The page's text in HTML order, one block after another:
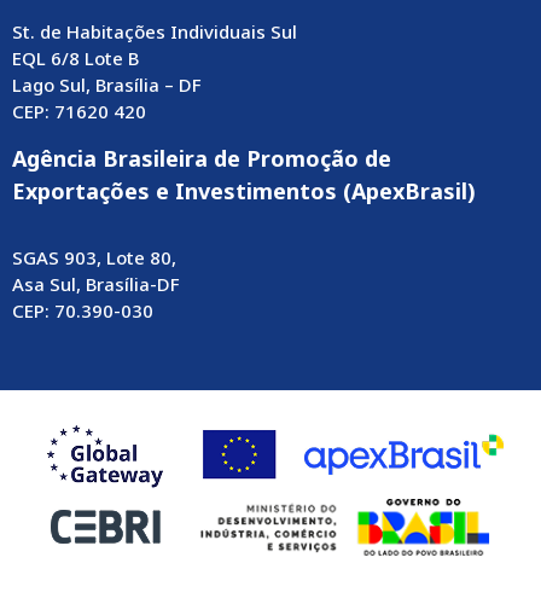
St. de Habitações Individuais Sul
EQL 6/8 Lote B
Lago Sul, Brasília – DF
CEP: 71620 420
Agência Brasileira de Promoção de
Exportações e Investimentos (ApexBrasil)
SGAS 903, Lote 80,
Asa Sul, Brasília-DF
CEP: 70.390-030